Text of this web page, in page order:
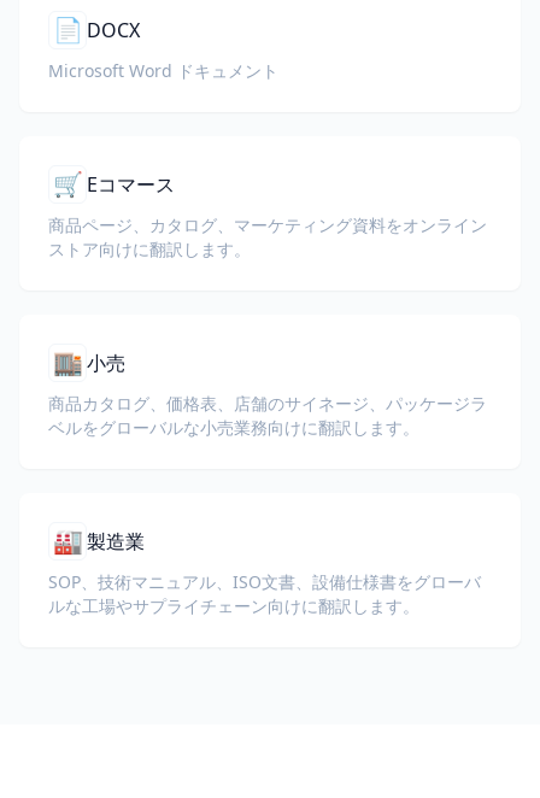
📄 DOCX
Microsoft Word ドキュメント
🛒 Eコマース
商品ページ、カタログ、マーケティング資料をオンライン
ストア向けに翻訳します。
🏬小売
商品カタログ、価格表、店舗のサイネージ、パッケージラ
ベルをグローバルな小売業務向けに翻訳します。
🏭製造業
SOP、技術マニュアル、ISO文書、設備仕様書をグローバ
ルな工場やサプライチェーン向けに翻訳します。